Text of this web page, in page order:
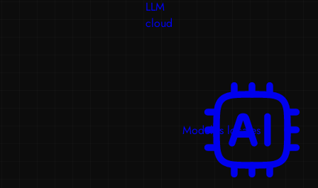
LLM
cloud
Modelos locales